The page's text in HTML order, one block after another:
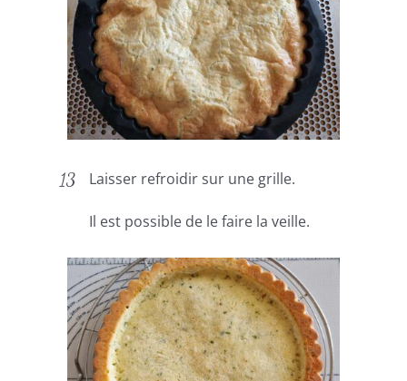
Laisser refroidir sur une grille.
Il est possible de le faire la veille.